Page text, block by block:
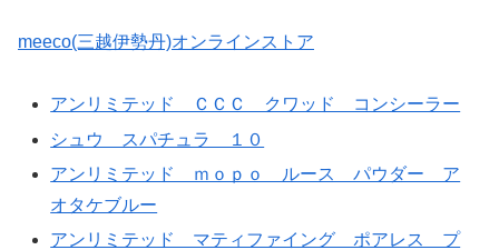
meeco(三越伊勢丹)オンラインストア
アンリミテッド ＣＣＣ クワッド コンシーラー
シュウ スパチュラ １０
アンリミテッド ｍｏｐｏ ルース パウダー ア
オタケブルー
アンリミテッド マティファイング ポアレス プ